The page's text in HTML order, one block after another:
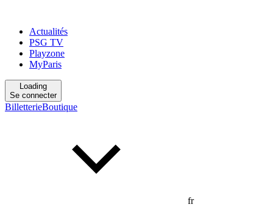
Actualités
PSG TV
Playzone
MyParis
Loading
Se connecter
BilletterieBoutique
fr